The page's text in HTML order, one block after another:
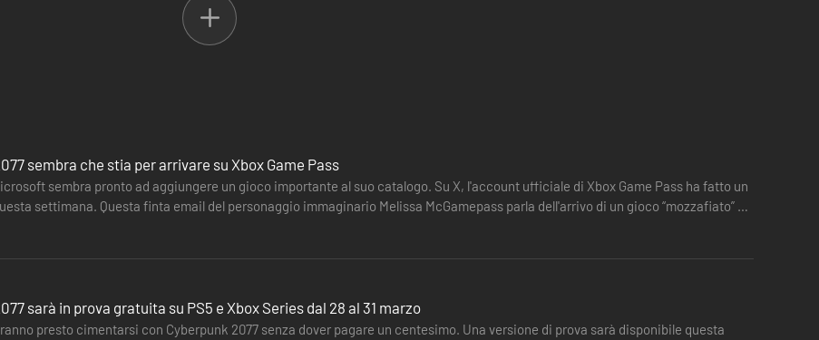
leggenda esplorando i segreti di un potente impianto cibernetico.
2077. Immergiti nell’oscuro mondo dello spionaggio e fatti coinvolgere da una lotta politica dalle vaste ramificazioni.
in una ragnatela di lealtà tradite e fai ciò che è necessario per sopravvivere nel distretto di Dogtown governato dalla milizia.
sembra che stia per arrivare su Xbox Game Pass
sembra pronto ad aggiungere un gioco importante al suo catalogo. Su X, l'account ufficiale di Xbox Game Pass ha fatto un
settimana. Questa finta email del personaggio immaginario Melissa McGamepass parla dell'arrivo di un gioco “mozzafiato” e
sarà in prova gratuita su PS5 e Xbox Series dal 28 al 31 marzo
presto cimentarsi con Cyberpunk 2077 senza dover pagare un centesimo. Una versione di prova sarà disponibile questa